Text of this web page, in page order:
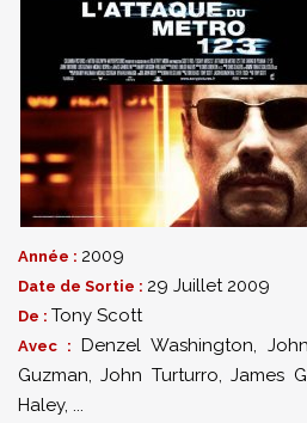
Année : 2009
Date de Sortie : 29 Juillet 2009
De : Tony Scott
Avec : Denzel Washington,
Guzman,John Turturro,James
Haley, ...